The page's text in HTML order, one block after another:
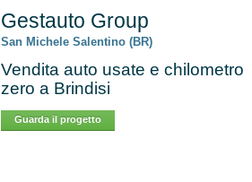
Gestauto Group
San Michele Salentino (BR)
Vendita auto usate e chilometro
zero a Brindisi
Guarda il progetto